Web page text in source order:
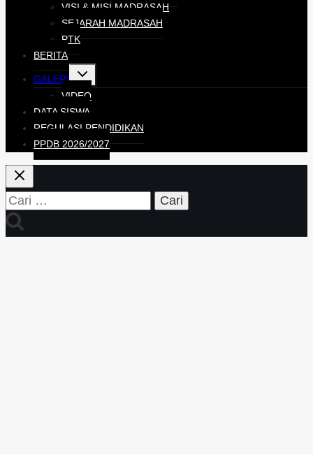
VISI & MISI MADRASAH
SEJARAH MADRASAH
PTK
BERITA
GALERI
VIDEO
DATA SISWA
REGULASI PENDIDIKAN
PPDB 2026/2027